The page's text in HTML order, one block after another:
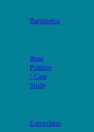
Barómetro
Boas
Práticas
/ Case
Study
Entrevistas